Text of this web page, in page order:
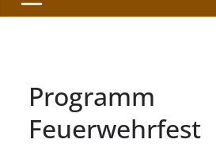
Programm
Feuerwehrfest